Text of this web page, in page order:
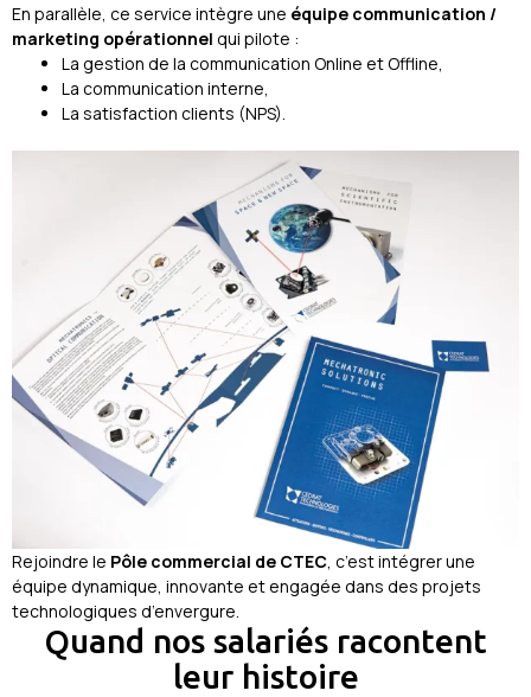
En parallèle, ce service intègre une équipe communication /
marketing opérationnel qui pilote :
La gestion de la communication Online et Offline,
La communication interne,
La satisfaction clients (NPS).
Rejoindre le Pôle commercial de CTEC, c’est intégrer une
équipe dynamique, innovante et engagée dans des projets
technologiques d’envergure.
Quand nos salariés racontent
leur histoire